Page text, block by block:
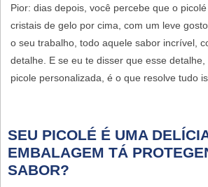
Pior: dias depois, você percebe que o
cristais de gelo por cima, com um leve
o seu trabalho, todo aquele sabor incrível,
detalhe. E se eu te disser que esse detalhe,
picole personalizada, é o que resolve tudo
SEU PICOLÉ É UMA
EMBALAGEM TÁ
SABOR?